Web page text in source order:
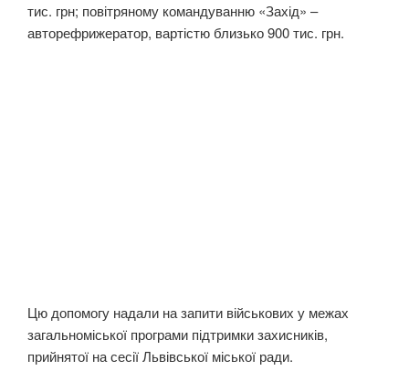
тис. грн; повітряному командуванню «Захід» –
авторефрижератор, вартістю близько 900 тис. грн.
Цю допомогу надали на запити військових у межах
загальноміської програми підтримки захисників,
прийнятої на сесії Львівської міської ради.